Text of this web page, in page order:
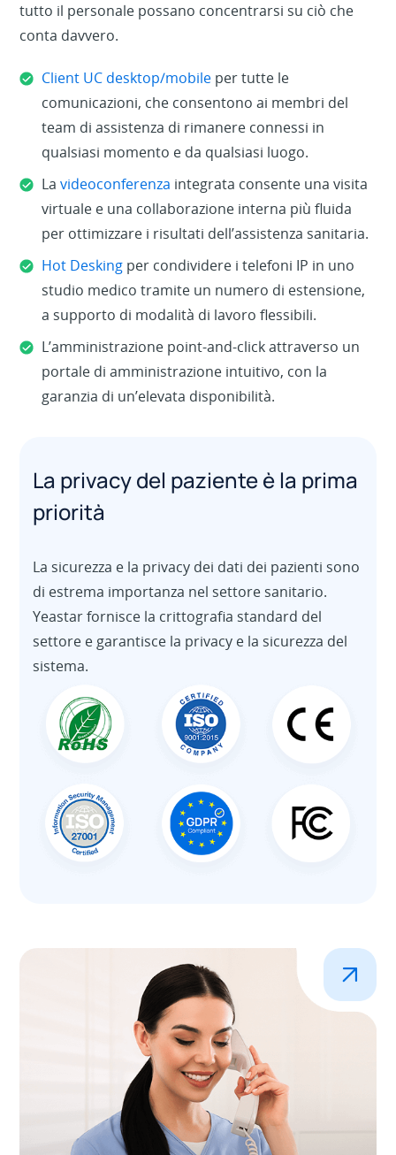
tutto il personale possano concentrarsi su ciò che
conta davvero.
Client UC desktop/mobile per tutte le
comunicazioni, che consentono ai membri del
team di assistenza di rimanere connessi in
qualsiasi momento e da qualsiasi luogo.
Lavideoconferenza integrata consente una visita
virtuale e una collaborazione interna più fluida
per ottimizzare i risultati dell’assistenza sanitaria.
Hot Desking per condividere i telefoni IP in uno
studio medico tramite un numero di estensione,
a supporto di modalità di lavoro flessibili.
L’amministrazione point-and-click attraverso un
portale di amministrazione intuitivo, con la
garanzia di un’elevata disponibilità.
La privacy del paziente è la prima
priorità
La sicurezza e la privacy dei dati dei pazienti sono
di estrema importanza nel settore sanitario.
Yeastar fornisce la crittografia standard del
settore e garantisce la privacy e la sicurezza del
sistema.
.